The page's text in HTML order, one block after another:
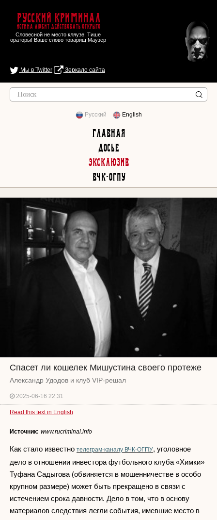
Русский Криминал
Истина любит действовать открыто
Словесной не место кляузе. Тише
ораторы! Ваше слово товарищ Маузер
Мы в Twitter Зеркало сайта
Русский English
Главная
Досье
Эксклюзив
ВЧК-ОГПУ
Спасет ли кошелек Мишустина своего протеже
Александр Удодов и клуб VIP-решал
2025-06-16 22:31
Read this text in English
Источник: www.rucriminal.info
Как стало известно телеграм-каналу ВЧК-ОГПУ, уголовное
дело в отношении инвестора футбольного клуба «Химки»
Туфана Садыгова (обвиняется в мошенничестве в особо
крупном размере) может быть прекращено в связи с
истечением срока давности. Дело в том, что в основу
материалов следствия легли события, имевшие место в